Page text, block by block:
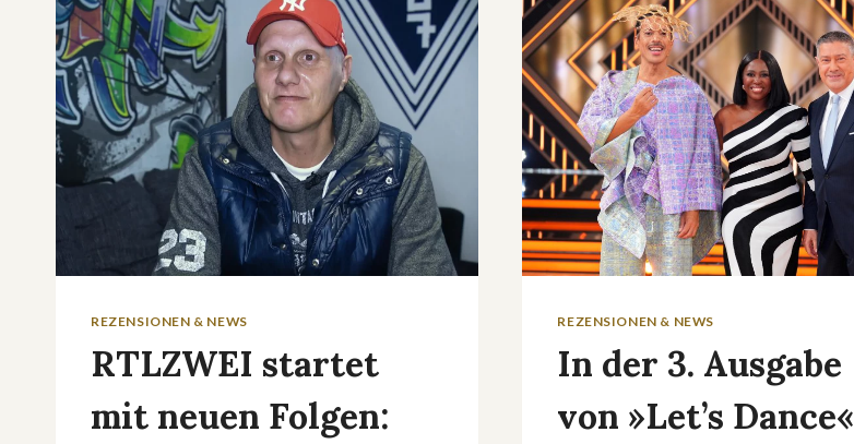
WERDEN
REZENSIONEN & NEWS
RTLZWEI startet
mit neuen Folgen:
REZENSIONEN & NEWS
In der 3. Ausgabe
von »Let’s Dance«